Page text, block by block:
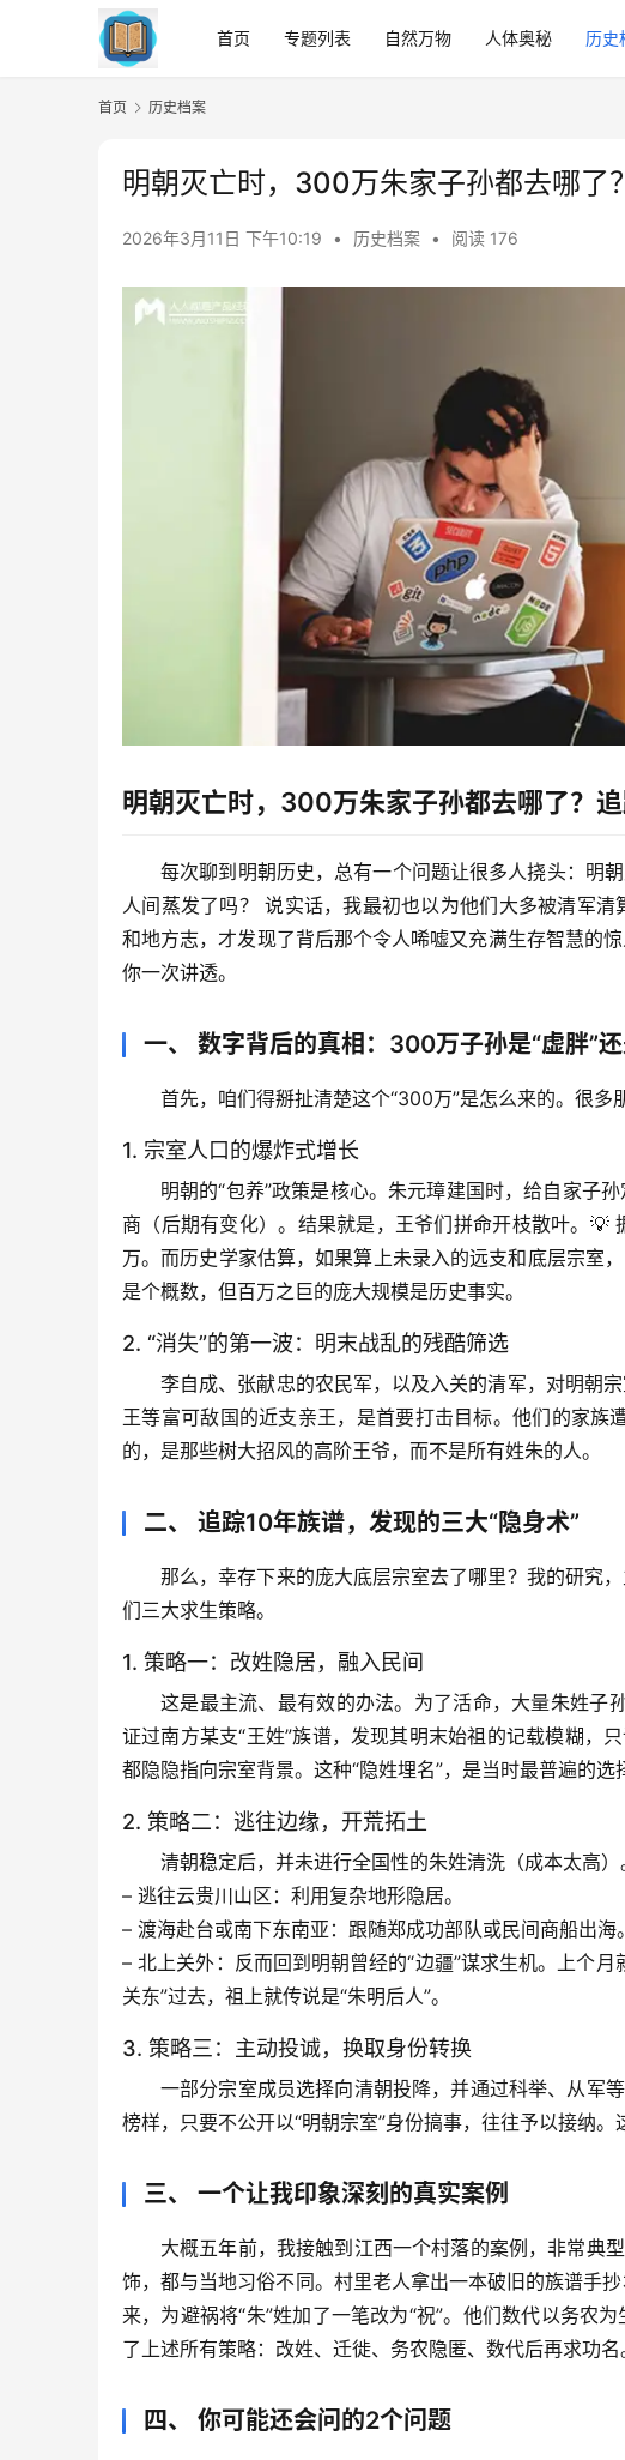
首页 专题列表 自然万物 人体奥秘 历史
首页 历史档案
明朝灭亡时，300万朱家子孙都去哪了
2026年3月11日 下午10:19 • 历史档案 • 阅读 176
明朝灭亡时，300万朱家子孙都去哪了？
每次聊到明朝历史，总有一个问题让很多人挠头： 明
人间蒸发了吗？
说实话，我最初也以为他们大多被清军
和地方志，才发现了背后那个令人唏嘘又充满生存智慧的
你一次讲透。
一、 数字背后的真相：300万子孙是“虚胖”还
首先，咱们得掰扯清楚这个“300万”是怎么来的。很多
1. 宗室人口的爆炸式增长
明朝的“包养”政策是核心。朱元璋建国时，给自家子
商（后期有变化）。结果就是，王爷们拼命开枝散叶。💡
万。而历史学家估算，如果算上未录入的远支和底层宗室
是个概数，但百万之巨的庞大规模是历史事实。
2. “消失”的第一波：明末战乱的残酷筛选
李自成、张献忠的农民军，以及入关的清军，对明朝
王等富可敌国的近支亲王，是首要打击目标。他们的家
的，是那些树大招风的高阶王爷，而不是所有姓朱的人。
二、 追踪10年族谱，发现的三大“隐身术”
那么，幸存下来的庞大底层宗室去了哪里？我的研究
们三大求生策略。
1. 策略一：改姓隐居，融入民间
这是最主流、最有效的办法。为了活命，大量朱姓子
证过南方某支“王姓”族谱，发现其明末始祖的记载模糊，
都隐隐指向宗室背景。这种“隐姓埋名”，是当时最普遍的选
2. 策略二：逃往边缘，开荒拓土
清朝稳定后，并未进行全国性的朱姓清洗（成本太高
– 逃往云贵川山区 ：利用复杂地形隐居。
– 渡海赴台或南下东南亚 ：跟随郑成功部队或民间商船出海。
– 北上关外 ：反而回到明朝曾经的“边疆”谋求生机。上个
关东”过去，祖上就传说是“朱明后人”。
3. 策略三：主动投诚，换取身份转换
一部分宗室成员选择向清朝投降，并通过科举、从军
榜样，只要不公开以“明朝宗室”身份搞事，往往予以接纳。
三、 一个让我印象深刻的真实案例
大概五年前，我接触到江西一个村落的案例，非常典
饰，都与当地习俗不同。村里老人拿出一本破旧的族谱手
来，为避祸将“朱”姓加了一笔改为“祝”。他们数代以务农
了上述所有策略： 改姓、迁徙、务农隐匿、数代后再求功名
四、 你可能还会问的2个问题